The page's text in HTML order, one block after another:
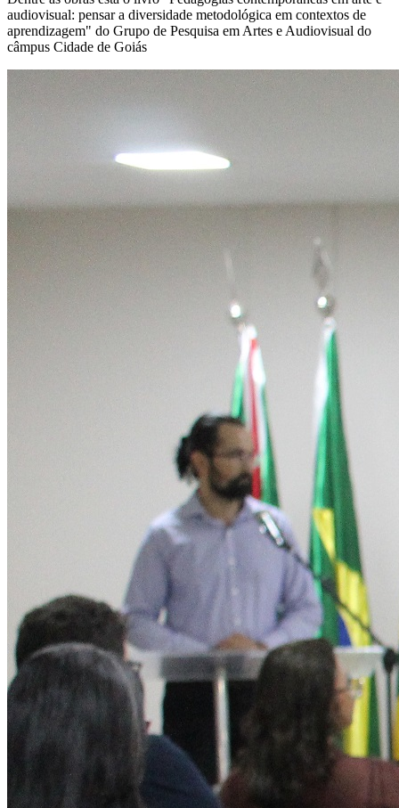
audiovisual: pensar a diversidade metodológica em contextos de
aprendizagem" do Grupo de Pesquisa em Artes e Audiovisual do
câmpus Cidade de Goiás